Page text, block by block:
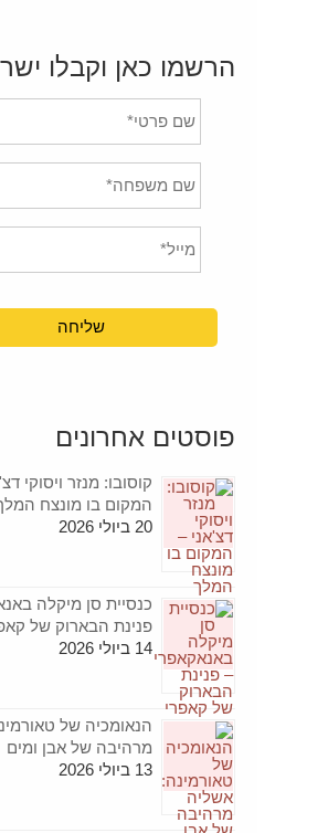
הרשמו כאן וקבלו
פוסטים אחרונים
קוסובו: מנזר ויסוקי
המקום בו מונצח
20 ביולי 2026
כנסיית סן מיקלה
פנינת הבארוק של
14 ביולי 2026
הנאומכיה של
מרהיבה של אבן ומים
13 ביולי 2026